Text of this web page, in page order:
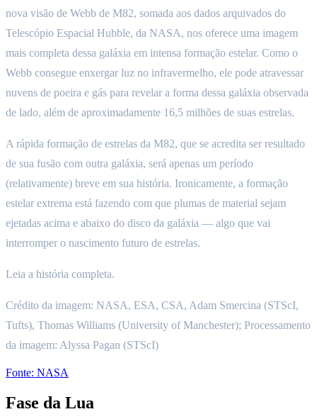
nova visão de Webb de M82, somada aos dados arquivados do
Telescópio Espacial Hubble, da NASA, nos oferece uma imagem
mais completa dessa galáxia em intensa formação estelar. Como o
Webb consegue enxergar luz no infravermelho, ele pode atravessar
nuvens de poeira e gás para revelar a forma dessa galáxia observada
de lado, além de aproximadamente 16,5 milhões de suas estrelas.
A rápida formação de estrelas da M82, que se acredita ser resultado
de sua fusão com outra galáxia, será apenas um período
(relativamente) breve em sua história. Ironicamente, a formação
estelar extrema está fazendo com que plumas de material sejam
ejetadas acima e abaixo do disco da galáxia — algo que vai
interromper o nascimento futuro de estrelas.
Leia a história completa.
Crédito da imagem: NASA, ESA, CSA, Adam Smercina (STScI,
Tufts), Thomas Williams (University of Manchester); Processamento
da imagem: Alyssa Pagan (STScI)
Fonte: NASA
Fase da Lua